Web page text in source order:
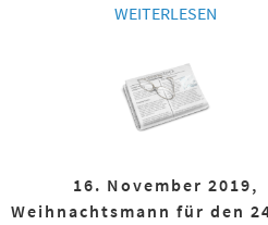
WEITERLESEN
16. November 2019,
Weihnachtsmann für den